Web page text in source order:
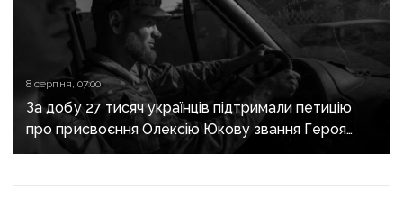
8 серпня, 07:00
За добу 27 тисяч українців підтримали петицію
про присвоєння Олексію Юкову звання Героя
України посмертно